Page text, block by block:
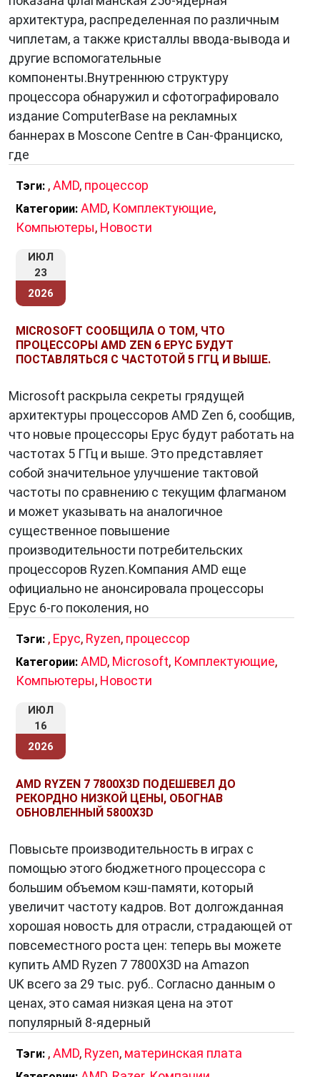
архитектура, распределенная по различным
чиплетам, а также кристаллы ввода-вывода и
другие вспомогательные
компоненты.Внутреннюю структуру
процессора обнаружил и сфотографировало
издание ComputerBase на рекламных
баннерах в Moscone Centre в Сан-Франциско,
где
Тэги: ,AMD, процессор
Категории: AMD, Комплектующие,
Компьютеры, Новости
ИЮЛ
23
2026
MICROSOFT СООБЩИЛА О ТОМ, ЧТО
ПРОЦЕССОРЫ AMD ZEN 6 EPYC БУДУТ
ПОСТАВЛЯТЬСЯ С ЧАСТОТОЙ 5 ГГЦ И ВЫШЕ.
Microsoft раскрыла секреты грядущей
архитектуры процессоров AMD Zen 6, сообщив,
что новые процессоры Epyc будут работать на
частотах 5 ГГц и выше. Это представляет
собой значительное улучшение тактовой
частоты по сравнению с текущим флагманом
и может указывать на аналогичное
существенное повышение
производительности потребительских
процессоров Ryzen.Компания AMD еще
официально не анонсировала процессоры
Epyc 6-го поколения, но
Тэги: , Epyc, Ryzen, процессор
Категории: AMD, Microsoft, Комплектующие,
Компьютеры, Новости
ИЮЛ
16
2026
AMD RYZEN 7 7800X3D ПОДЕШЕВЕЛ ДО
РЕКОРДНО НИЗКОЙ ЦЕНЫ, ОБОГНАВ
ОБНОВЛЕННЫЙ 5800X3D
Повысьте производительность в играх с
помощью этого бюджетного процессора с
большим объемом кэш-памяти, который
увеличит частоту кадров. Вот долгожданная
хорошая новость для отрасли, страдающей от
повсеместного роста цен: теперь вы можете
купить AMD Ryzen 7 7800X3D на Amazon
UK всего за 29 тыс. руб.. Согласно данным о
ценах, это самая низкая цена на этот
популярный 8-ядерный
Тэги: ,AMD, Ryzen, материнская плата